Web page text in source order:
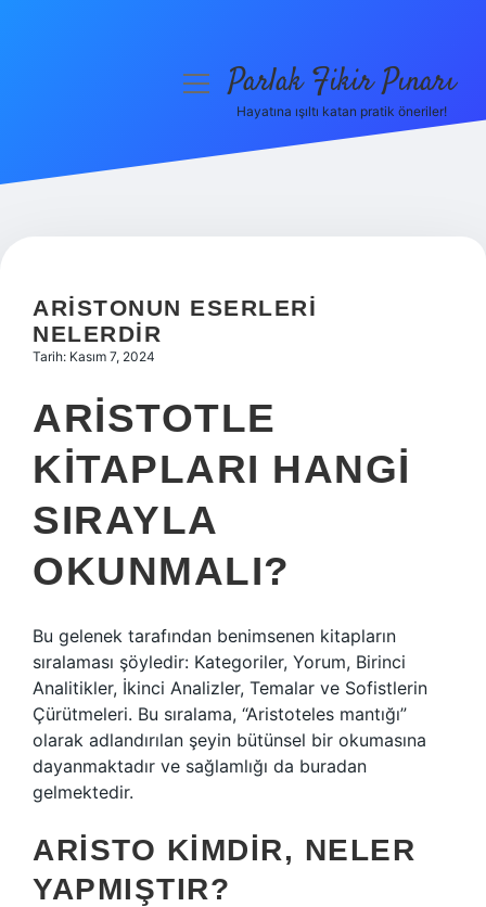
Hakkımızda
menüyüParlak Fikir Pınarı
Hayatına ışıltı katan pratik öneriler!
ARISTONUN ESERLERI
NELERDIR
Tarih: Kasım 7, 2024
ARISTOTLE
KITAPLARI HANGI
SIRAYLA
OKUNMALI?
Bu gelenek tarafından benimsenen kitapların
sıralaması şöyledir: Kategoriler, Yorum, Birinci
Analitikler, İkinci Analizler, Temalar ve Sofistlerin
Çürütmeleri. Bu sıralama, “Aristoteles mantığı”
olarak adlandırılan şeyin bütünsel bir okumasına
dayanmaktadır ve sağlamlığı da buradan
gelmektedir.
ARISTO KIMDIR, NELER
YAPMIŞTIR?